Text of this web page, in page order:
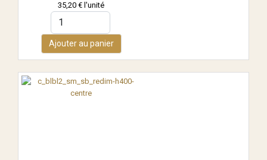
35,20 € l'unité
Ajouter au panier